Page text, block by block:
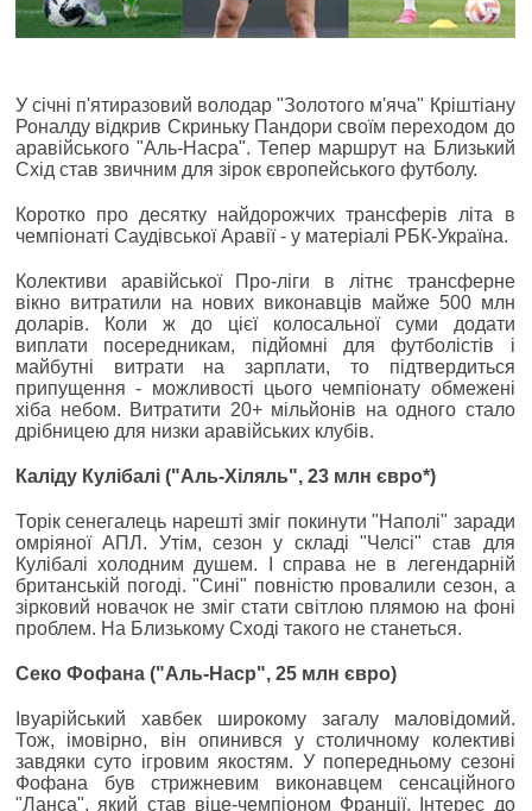
У січні п'ятиразовий володар "Золотого м'яча" Кріштіану
Роналду відкрив Скриньку Пандори своїм переходом до
аравійського "Аль-Насра". Тепер маршрут на Близький
Схід став звичним для зірок європейського футболу.
Коротко про десятку найдорожчих трансферів літа в
чемпіонаті Саудівської Аравії - у матеріалі РБК-Україна.
Колективи аравійської Про-ліги в літнє трансферне
вікно витратили на нових виконавців майже 500 млн
доларів. Коли ж до цієї колосальної суми додати
виплати посередникам, підйомні для футболістів і
майбутні витрати на зарплати, то підтвердиться
припущення - можливості цього чемпіонату обмежені
хіба небом. Витратити 20+ мільйонів на одного стало
дрібницею для низки аравійських клубів.
Каліду Кулібалі ("Аль-Хіляль", 23 млн євро*)
Торік сенегалець нарешті зміг покинути "Наполі" заради
омріяної АПЛ. Утім, сезон у складі "Челсі" став для
Кулібалі холодним душем. І справа не в легендарній
британській погоді. "Сині" повністю провалили сезон, а
зірковий новачок не зміг стати світлою плямою на фоні
проблем. На Близькому Сході такого не станеться.
Секо Фофана ("Аль-Наср", 25 млн євро)
Івуарійський хавбек широкому загалу маловідомий.
Тож, імовірно, він опинився у столичному колективі
завдяки суто ігровим якостям. У попередньому сезоні
Фофана був стрижневим виконавцем сенсаційного
"Ланса", який став віце-чемпіоном Франції. Інтерес до